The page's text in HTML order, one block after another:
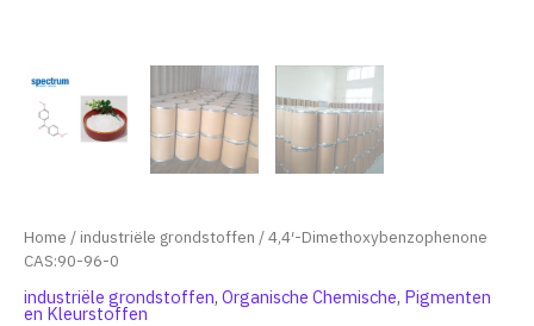
Home /industriële grondstoffen / 4,4′-Dimethoxybenzophenone
CAS:90-96-0
industriële grondstoffen, Organische Chemische, Pigmenten
en Kleurstoffen